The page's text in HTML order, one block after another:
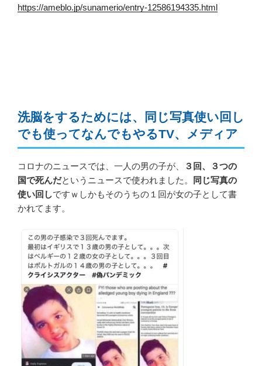
https://ameblo.jp/sunamerio/entry-12586194335.html
洗脳をするためには、同じ写真使い回し
でも使ってなんでもやるTV、メディア
コロナのニュースでは、一人の男の子が、
３回、３つの
国で死んだというニュースで使われました。
同じ写真の
使い回しですｗしかもそのうちの１回が女の子として書
かれてます。